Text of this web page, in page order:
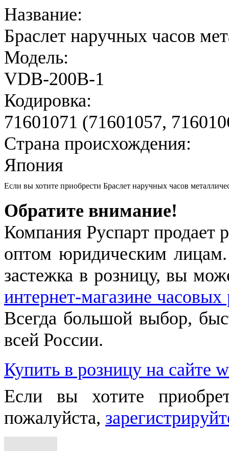
Название:
Браслет наручных часов
Модель:
VDB-200B-1
Кодировка:
71601071 (71601057,
Страна происхождения:
Япония
Если вы хотите приобрести Браслет наручных часов
Обратите внимание!
Компания Руспарт продает
оптом юридическим
застежка в розницу, вы
интернет-магазине
Всегда большой выбор,
всей России.
Купить в розницу на сайте
Если вы хотите
пожалуйста,